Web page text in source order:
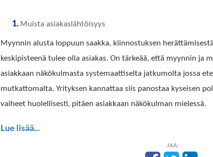
Muista asiakaslähtöisyys
Myynnin alusta loppuun saakka, kiinnostuksen
keskipisteenä tulee olla asiakas. On tärkeää, että myynnin ja
asiakkaan näkökulmasta systemaattiselta jatkumolta jossa
mutkattomalta. Yrityksen kannattaa siis panostaa kyseisen
vaiheet huolellisesti, pitäen asiakkaan näkökulman mielessä.
Lue lisää...
JAA: